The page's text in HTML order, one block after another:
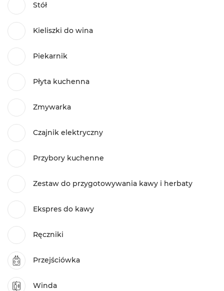
Stół
Kieliszki do wina
Piekarnik
Płyta kuchenna
Zmywarka
Czajnik elektryczny
Przybory kuchenne
Zestaw do przygotowywania kawy i herbaty
Ekspres do kawy
Ręczniki
Przejściówka
Winda